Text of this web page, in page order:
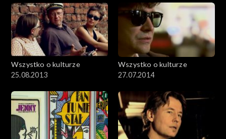
Wszystko o kulturze
25.08.2013
Wszystko o kulturze
27.07.2014